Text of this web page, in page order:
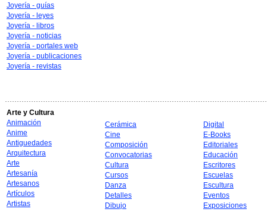
Joyería - guías
Joyería - leyes
Joyería - libros
Joyería - noticias
Joyería - portales web
Joyería - publicaciones
Joyería - revistas
Arte y Cultura
Animación
Anime
Antiguedades
Arquitectura
Arte
Artesanía
Artesanos
Artículos
Artistas
Cerámica
Cine
Composición
Convocatorias
Cultura
Cursos
Danza
Detalles
Dibujo
Digital
E-Books
Editoriales
Educación
Escritores
Escuelas
Escultura
Eventos
Exposiciones